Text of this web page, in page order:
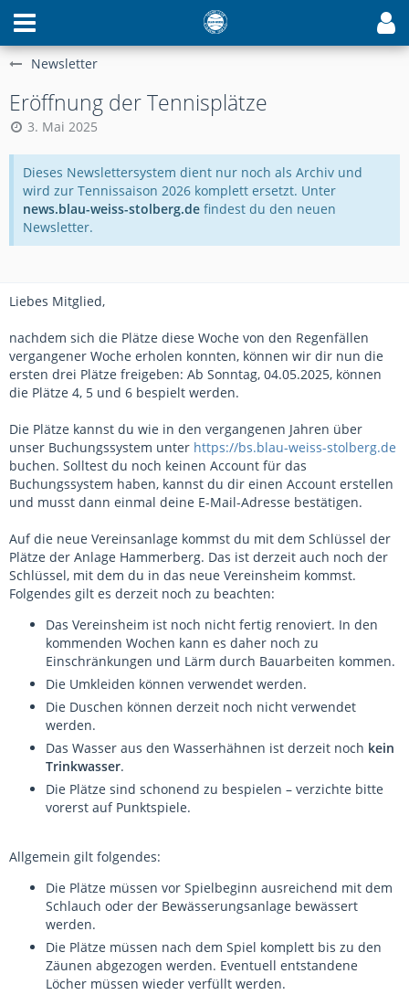
Newsletter
Eröffnung der Tennisplätze
3. Mai 2025
Dieses Newslettersystem dient nur noch als Archiv und
wird zur Tennissaison 2026 komplett ersetzt. Unter
news.blau-weiss-stolberg.de findest du den neuen
Newsletter.
Liebes Mitglied,
nachdem sich die Plätze diese Woche von den Regenfällen
vergangener Woche erholen konnten, können wir dir nun die
ersten drei Plätze freigeben: Ab Sonntag, 04.05.2025, können
die Plätze 4, 5 und 6 bespielt werden.
Die Plätze kannst du wie in den vergangenen Jahren über
unser Buchungssystem unter https://bs.blau-weiss-stolberg.de
buchen. Solltest du noch keinen Account für das
Buchungssystem haben, kannst du dir einen Account erstellen
und musst dann einmal deine E-Mail-Adresse bestätigen.
Auf die neue Vereinsanlage kommst du mit dem Schlüssel der
Plätze der Anlage Hammerberg. Das ist derzeit auch noch der
Schlüssel, mit dem du in das neue Vereinsheim kommst.
Folgendes gilt es derzeit noch zu beachten:
Das Vereinsheim ist noch nicht fertig renoviert. In den
kommenden Wochen kann es daher noch zu
Einschränkungen und Lärm durch Bauarbeiten kommen.
Die Umkleiden können verwendet werden.
Die Duschen können derzeit noch nicht verwendet
werden.
Das Wasser aus den Wasserhähnen ist derzeit noch kein
Trinkwasser.
Die Plätze sind schonend zu bespielen – verzichte bitte
vorerst auf Punktspiele.
Allgemein gilt folgendes:
Die Plätze müssen vor Spielbeginn ausreichend mit dem
Schlauch oder der Bewässerungsanlage bewässert
werden.
Die Plätze müssen nach dem Spiel komplett bis zu den
Zäunen abgezogen werden. Eventuell entstandene
Löcher müssen wieder verfüllt werden.